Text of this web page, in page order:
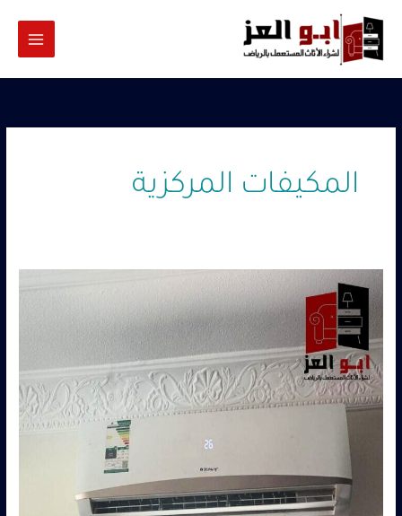
المحتوى
المكيفات المركزية
شراء
مكيفات
مستعمله
الحمراء
–
0560485279
–